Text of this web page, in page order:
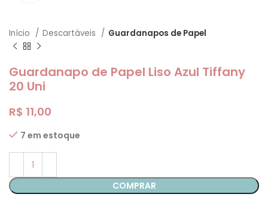
Início Descartáveis Guardanapos de Papel
Guardanapo de Papel Liso Azul Tiffany
20 Uni
R$ 11,00
7 em estoque
COMPRAR